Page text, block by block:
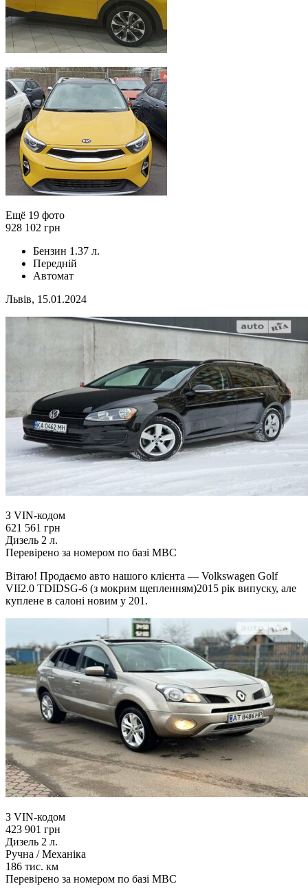
Ещё 19 фото
928 102 грн
Бензин 1.37 л.
Передній
Автомат
Львів, 15.01.2024
З VIN-кодом
621 561 грн
Дизель 2 л.
Перевірено за номером по базі МВС
Вітаю! Продаємо авто нашого клієнта — Volkswagen Golf
VII2.0 TDIDSG-6 (з мокрим щепленням)2015 рік випуску, але
куплене в салоні новим у 201.
З VIN-кодом
423 901 грн
Дизель 2 л.
Ручна / Механіка
186 тис. км
Перевірено за номером по базі МВС